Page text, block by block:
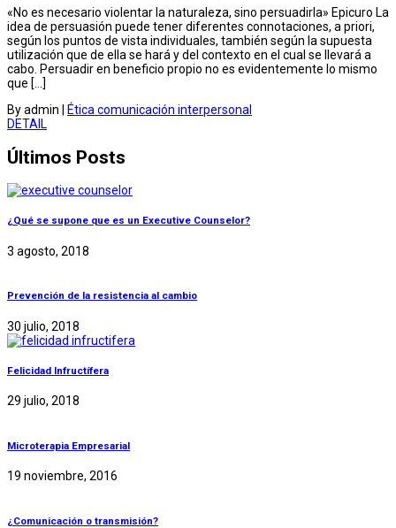
«No es necesario violentar la naturaleza, sino persuadirla» Epicuro La
idea de persuasión puede tener diferentes connotaciones, a priori,
según los puntos de vista individuales, también según la supuesta
utilización que de ella se hará y del contexto en el cual se llevará a
cabo. Persuadir en beneficio propio no es evidentemente lo mismo
que […]
By admin
Ética comunicación interpersonal
DETAIL
Últimos Posts
¿Qué se supone que es un Executive Counselor?
3 agosto, 2018
Prevención de la resistencia al cambio
30 julio, 2018
Felicidad Infructífera
29 julio, 2018
Microterapia Empresarial
19 noviembre, 2016
¿Comunicación o transmisión?